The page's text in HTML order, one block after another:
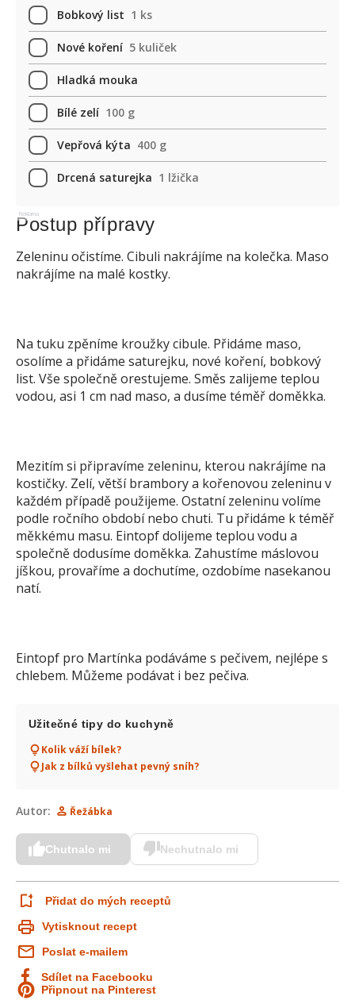
Bobkový list 1 ks
Nové koření 5 kuliček
Hladká mouka
Bílé zelí 100 g
Vepřová kýta 400 g
Drcená saturejka 1 lžička
Reklama
Postup přípravy
Zeleninu očistíme. Cibuli nakrájíme na kolečka. Maso
nakrájíme na malé kostky.
Na tuku zpěníme kroužky cibule. Přidáme maso,
osolíme a přidáme saturejku, nové koření, bobkový
list. Vše společně orestujeme. Směs zalijeme teplou
vodou, asi 1 cm nad maso, a dusíme téměř doměkka.
Mezitím si připravíme zeleninu, kterou nakrájíme na
kostičky. Zelí, větší brambory a kořenovou zeleninu v
každém případě použijeme. Ostatní zeleninu volíme
podle ročního období nebo chuti. Tu přidáme k téměř
měkkému masu. Eintopf dolijeme teplou vodu a
společně dodusíme doměkka. Zahustíme máslovou
jíškou, provaříme a dochutíme, ozdobíme nasekanou
natí.
Eintopf pro Martínka podáváme s pečivem, nejlépe s
chlebem. Můžeme podávat i bez pečiva.
Užitečné tipy do kuchyně
Kolik váží bílek?
Jak z bílků vyšlehat pevný sníh?
Autor: Řežábka
Chutnalo mi Nechutnalo mi
Přidat do mých receptů
Vytisknout recept
Poslat e-mailem
Sdílet na Facebooku
Připnout na Pinterest